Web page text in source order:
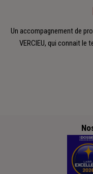
Un accompagnement de
VERCIEU, qui connait le